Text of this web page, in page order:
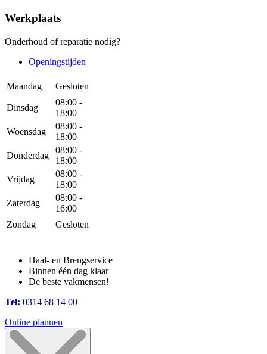
Werkplaats
Onderhoud of reparatie nodig?
Openingstijden
Maandag Gesloten
Dinsdag
08:00 -
18:00
Woensdag
08:00 -
18:00
Donderdag
08:00 -
18:00
Vrijdag
08:00 -
18:00
Zaterdag
08:00 -
16:00
Zondag
Gesloten
Haal- en Brengservice
Binnen één dag klaar
De beste vakmensen!
Tel: 0314 68 14 00
Online plannen